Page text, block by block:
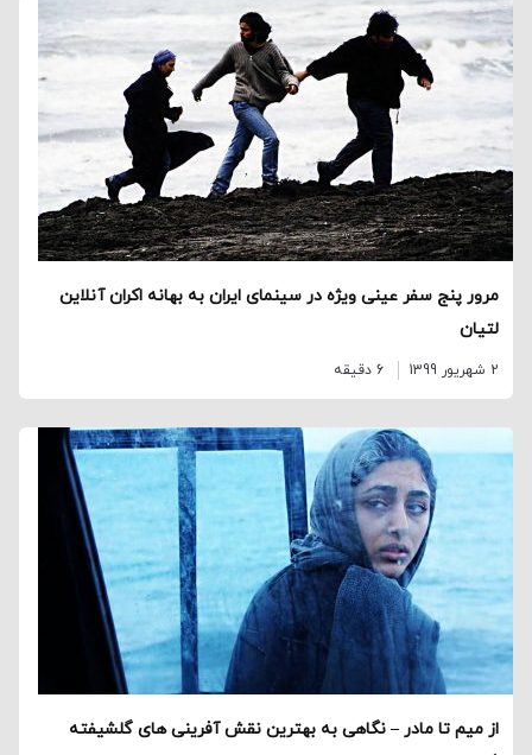
مرور پنج سفر عینی ویژه در سینمای ایران به بهانه اکران آنلاین
لتیان
2 شهریور 1399 6 دقیقه
از میم تا مادر – نگاهی به بهترین نقش آفرینی های گلشیفته